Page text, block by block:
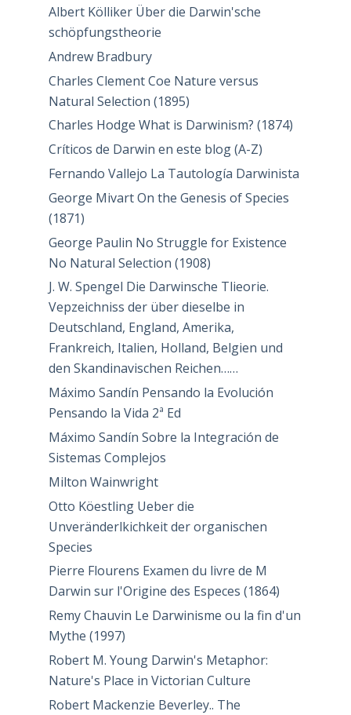
Albert Kölliker Über die Darwin'sche
schöpfungstheorie
Andrew Bradbury
Charles Clement Coe Nature versus
Natural Selection (1895)
Charles Hodge What is Darwinism? (1874)
Críticos de Darwin en este blog (A-Z)
Fernando Vallejo La Tautología Darwinista
George Mivart On the Genesis of Species
(1871)
George Paulin No Struggle for Existence
No Natural Selection (1908)
J. W. Spengel Die Darwinsche Tlieorie.
Vepzeichniss der über dieselbe in
Deutschland, England, Amerika,
Frankreich, Italien, Holland, Belgien und
den Skandinavischen Reichen……
Máximo Sandín Pensando la Evolución
Pensando la Vida 2ª Ed
Máximo Sandín Sobre la Integración de
Sistemas Complejos
Milton Wainwright
Otto Köestling Ueber die
Unveränderlkichkeit der organischen
Species
Pierre Flourens Examen du livre de M
Darwin sur l'Origine des Especes (1864)
Remy Chauvin Le Darwinisme ou la fin d'un
Mythe (1997)
Robert M. Young Darwin's Metaphor:
Nature's Place in Victorian Culture
Robert Mackenzie Beverley.. The